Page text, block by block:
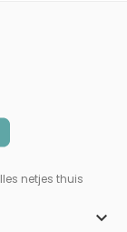
netjes thuis
keyboard_arrow_down